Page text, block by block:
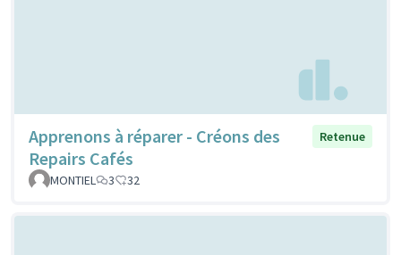
Apprenons à réparer - Créons des
Repairs Cafés
Retenue
MONTIEL 3 32